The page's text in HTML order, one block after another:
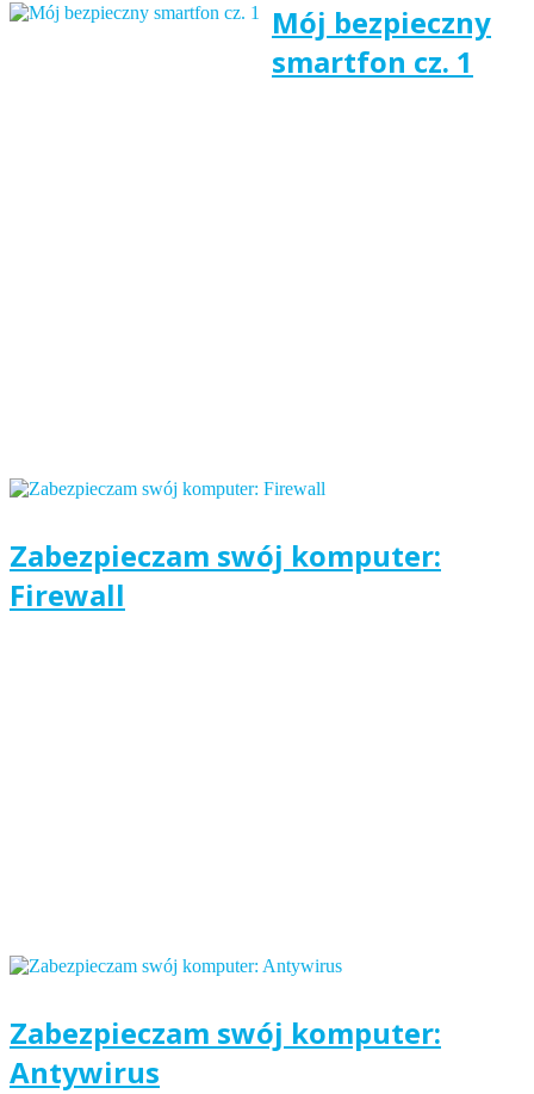
Mój bezpieczny
smartfon cz. 1
Zabezpieczam swój komputer:
Firewall
Zabezpieczam swój komputer:
Antywirus